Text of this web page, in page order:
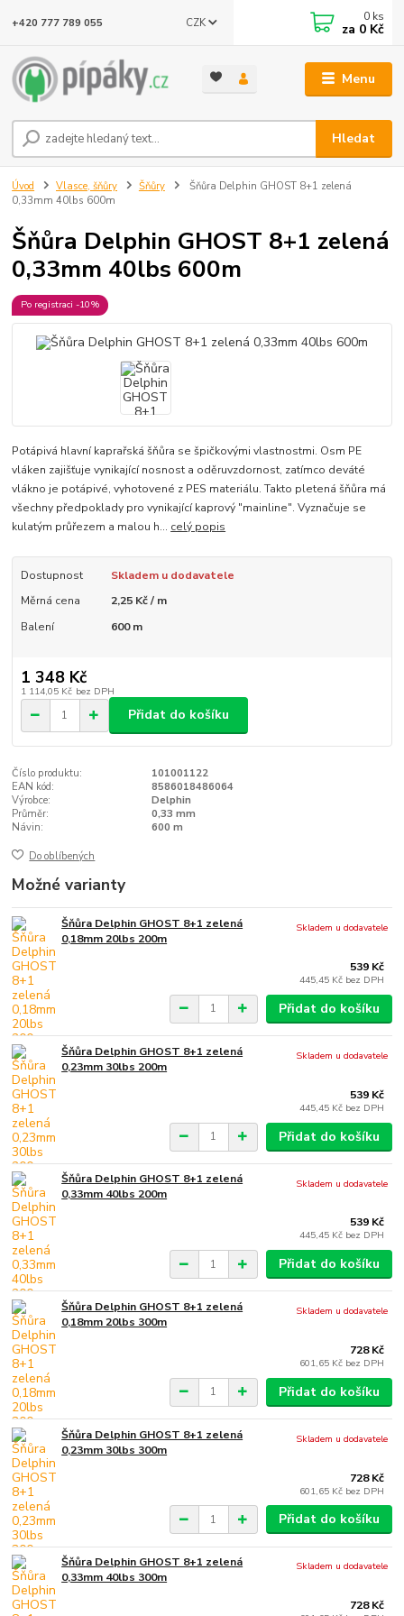
Menu
CZK
Hledat
+420 777 789 055 0 ks
za 0 Kč
Úvod Vlasce, šňůry Šňůry
Šňůra Delphin GHOST 8+1 zelená
0,33mm 40lbs 600m
Šňůra Delphin GHOST 8+1 zelená
0,33mm 40lbs 600m
Po registraci -10%
Potápivá hlavní kaprařská šňůra se špičkovými vlastnostmi. Osm PE
vláken zajišťuje vynikající nosnost a oděruvzdornost, zatímco deváté
vlákno je potápivé, vyhotovené z PES materiálu. Takto pletená šňůra má
všechny předpoklady pro vynikající kaprový "mainline". Vyznačuje se
kulatým průřezem a malou h... celý popis
Dostupnost
Skladem u dodavatele
Měrná cena
2,25 Kč / m
Balení
600 m
1 348 Kč
1 114,05 Kč bez DPH
Přidat do košíku
Číslo produktu:
101001122
EAN kód:
8586018486064
Výrobce:
Delphin
Průměr:
0,33 mm
Návin:
600 m
Do oblíbených
Možné varianty
Šňůra Delphin GHOST 8+1 zelená
0,18mm 20lbs 200m
539 Kč
445,45 Kč bez DPH
Skladem u dodavatele
Přidat do košíku
Šňůra Delphin GHOST 8+1 zelená
0,23mm 30lbs 200m
539 Kč
445,45 Kč bez DPH
Skladem u dodavatele
Přidat do košíku
Šňůra Delphin GHOST 8+1 zelená
0,33mm 40lbs 200m
539 Kč
445,45 Kč bez DPH
Skladem u dodavatele
Přidat do košíku
Šňůra Delphin GHOST 8+1 zelená
0,18mm 20lbs 300m
728 Kč
601,65 Kč bez DPH
Skladem u dodavatele
Přidat do košíku
Šňůra Delphin GHOST 8+1 zelená
0,23mm 30lbs 300m
728 Kč
601,65 Kč bez DPH
Skladem u dodavatele
Přidat do košíku
Šňůra Delphin GHOST 8+1 zelená
0,33mm 40lbs 300m
728 Kč
Skladem u dodavatele